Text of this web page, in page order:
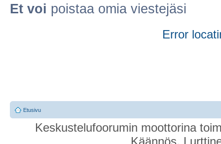
Et voi poistaa omia viestejäsi
Error
Etusivu
Keskustelufoorumin moottorina
Käännös,